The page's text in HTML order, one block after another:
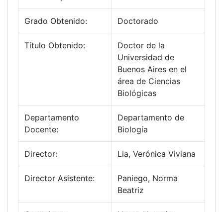
Grado Obtenido: Doctorado
Título Obtenido:
Doctor de la
Universidad de
Buenos Aires en el
área de Ciencias
Biológicas
Departamento
Docente:
Departamento de
Biología
Director: Lia, Verónica Viviana
Director Asistente:
Paniego, Norma
Beatriz